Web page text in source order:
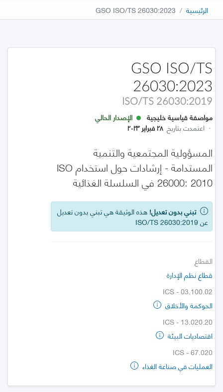
الرئيسية GSO ISO/TS 26030:2023
GSO ISO/TS
26030:2023
ISO/TS 26030:2019
مواصفة قياسية خليجية
الإصدار الحالي
· اعتمدت بتاريخ ٢٨ فبراير ٢٠٢٣
المسؤولية المجتمعية والتنمية
المستدامة - إرشادات حول استخدام ISO
26000: 2010 في السلسلة الغذائية
تبني بدون تعديل! هذه الوثيقة هي تبني بدون تعديل
عن ISO/TS 26030:2019
القطاع
قطاع نظم الإدارة
ICS - 03.100.02
الحوكمة والأخلاق
ICS - 13.020.20
اقتصاديات البيئة
ICS - 67.020
العمليات في صناعة الغذاء